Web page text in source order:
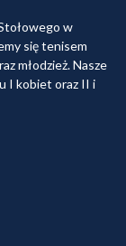
w
się tenisem
młodzież. Nasze
I kobiet oraz II i